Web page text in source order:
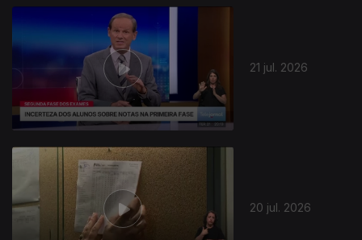
21 jul. 2026
20 jul. 2026